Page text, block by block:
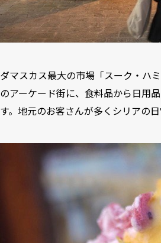
ダマスカス最大の市場「スーク・ハ
のアーケード街に、食料品から日用
す。地元のお客さんが多くシリアの日